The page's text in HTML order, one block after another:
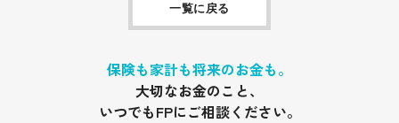
一覧に戻る
保険も家計も将来のお金も。
大切なお金のこと、
いつでもFPにご相談ください。